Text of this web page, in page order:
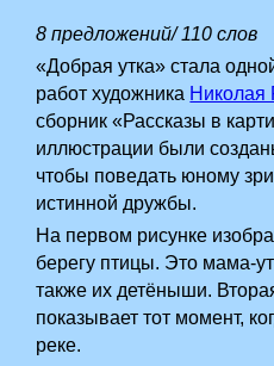
8 предложений/ 110 слов
«Добрая утка» стала
работ художника Николая
сборник «Рассказы в
иллюстрации были
чтобы поведать юному
истинной дружбы.
На первом рисунке
берегу птицы. Это мама-
также их детёныши.
показывает тот момент,
реке.